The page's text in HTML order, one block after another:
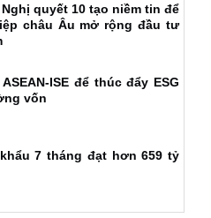
Nghị quyết 10 tạo niềm tin để
châu Âu mở rộng đầu tư
ISE để thúc đẩy ESG
vốn
7 tháng đạt hơn 659 tỷ